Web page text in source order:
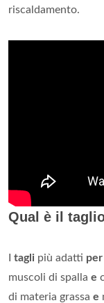
riscaldamento.
Qual è il
tagli più adatti
muscoli di spalla e
di materia grassa e